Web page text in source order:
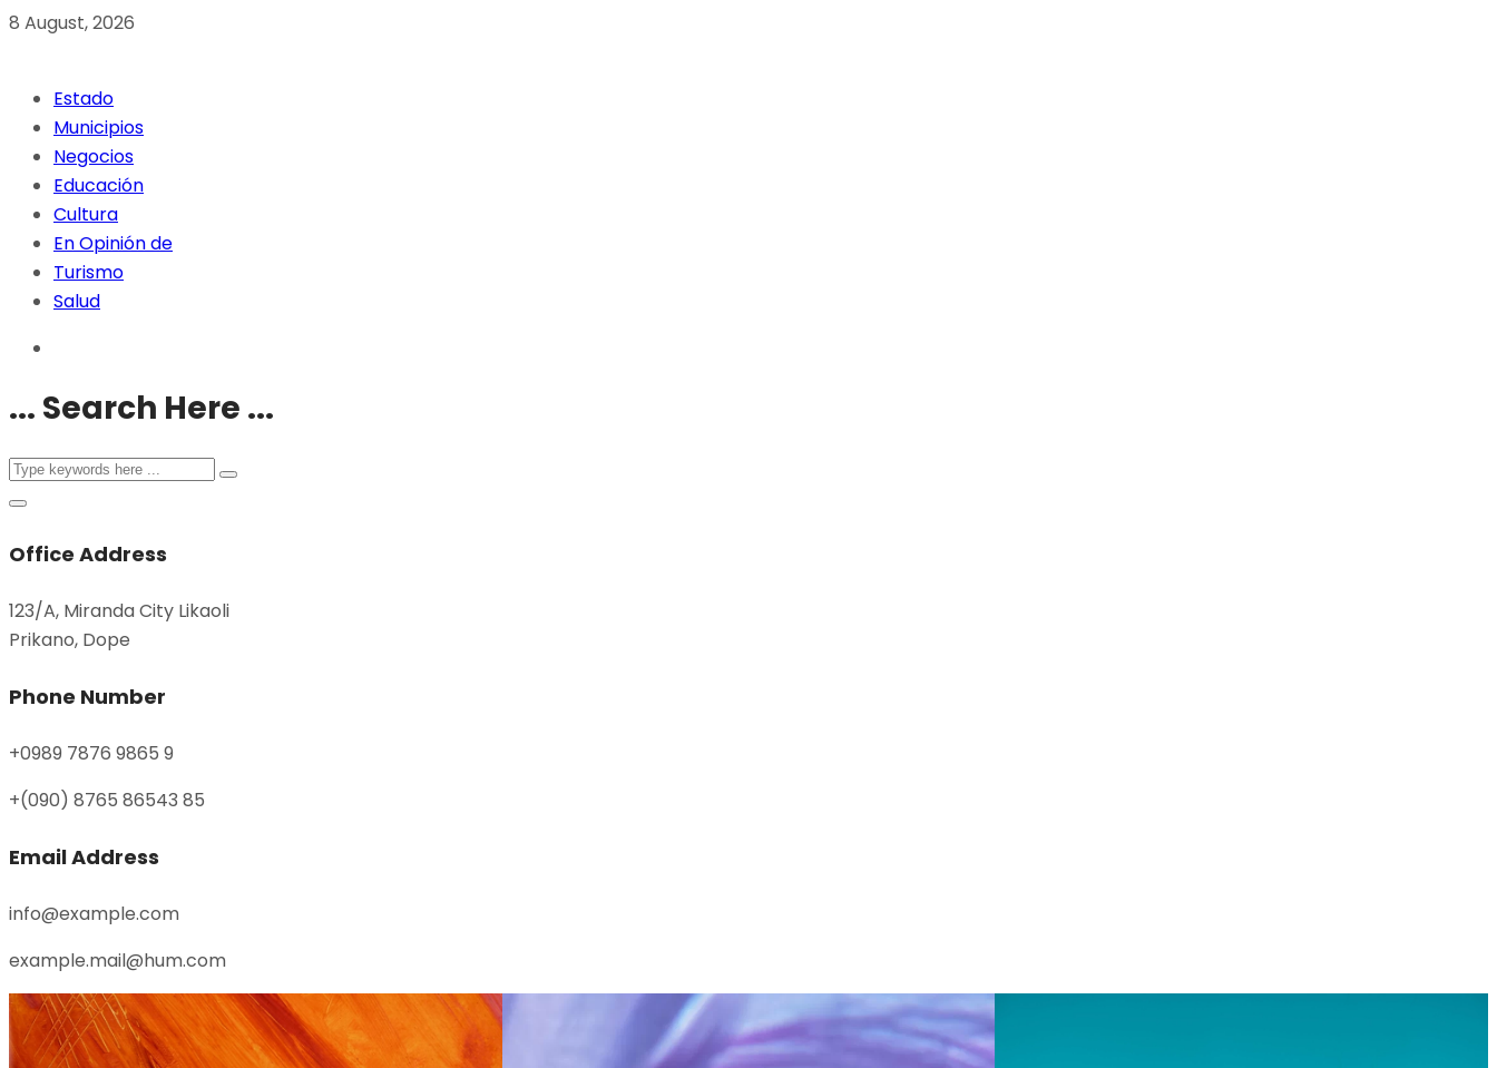
8 August, 2026
Estado
Municipios
Negocios
Educación
Cultura
En Opinión de
Turismo
Salud
... Search Here ...
Office Address
123/A, Miranda City Likaoli
Prikano, Dope
Phone Number
+0989 7876 9865 9
+(090) 8765 86543 85
Email Address
info@example.com
example.mail@hum.com